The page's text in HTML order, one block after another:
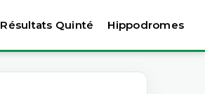
Résultats Quinté Hippodromes